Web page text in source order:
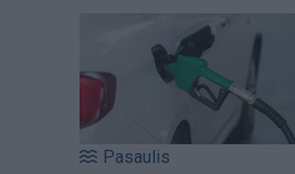
Pasaulis